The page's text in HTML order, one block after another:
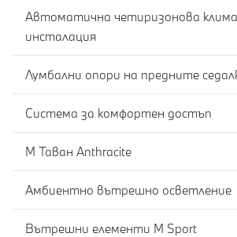
Автоматична четиризонова
инсталация
Лумбални опори на предните
Система за комфортен достъп
M Таван Anthracite
Амбиентно вътрешно осветление
Вътрешни елементи M Sport